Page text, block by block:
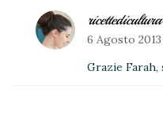
ricettedicultura
6 Agosto
Grazie